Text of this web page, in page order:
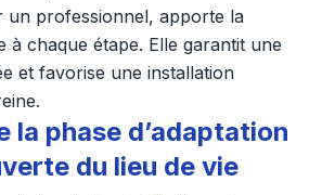
un professionnel, apporte la
à chaque étape. Elle garantit une
et favorise une installation
la phase d’adaptation
du lieu de vie